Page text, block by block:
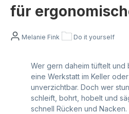
für
Melanie Fink Do it yourself
Wer gern daheim tüftelt und
eine Werkstatt im Keller
unverzichtbar. Doch wer
schleift, bohrt, hobelt und
schnell Rücken und